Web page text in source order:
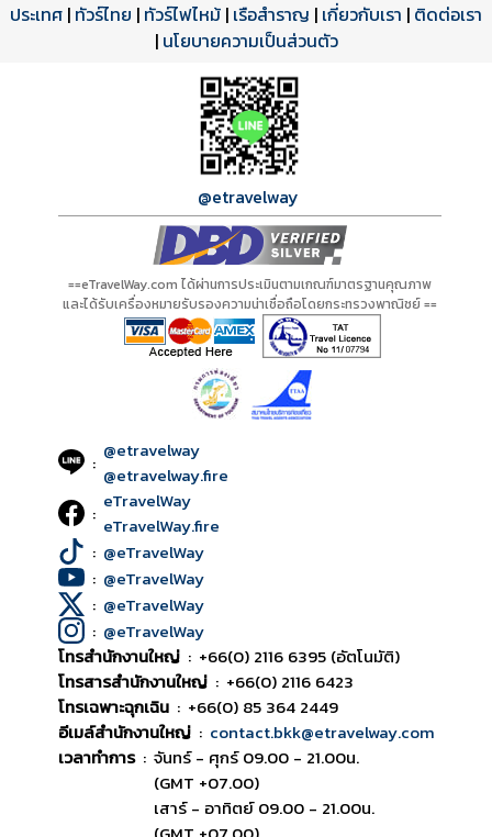
โปรแกรมทัวร์
ดาวน์โหลด PDF
รีวิวลูกค้าจริง
รีวิวจาก eTravelWay
เปิดหน้าเต็ม
ใบอนุญาตนำเที่ยว
เลขที่ 11/11450
เปิดหน้าเต็ม
ประเทศ | ทัวร์ไทย | ทัวร์ไฟไหม้ | เรือสำราญ | เกี่ยวกับเรา | ติดต่อเรา
| นโยบายความเป็นส่วนตัว
@etravelway
==eTravelWay.com ได้ผ่านการประเมินตามเกณฑ์มาตรฐานคุณภาพ
และได้รับเครื่องหมายรับรองความน่าเชื่อถือโดยกระทรวงพาณิชย์ ==
: @etravelway
@etravelway.fire
: eTravelWay
eTravelWay.fire
: @eTravelWay
: @eTravelWay
: @eTravelWay
: @eTravelWay
โทรสำนักงานใหญ่ : +66(0) 2116 6395 (อัตโนมัติ)
โทรสารสำนักงานใหญ่ : +66(0) 2116 6423
โทรเฉพาะฉุกเฉิน : +66(0) 85 364 2449
อีเมล์สำนักงานใหญ่ : contact.bkk@etravelway.com
เวลาทำการ : จันทร์ - ศุกร์ 09.00 - 21.00น.
(GMT +07.00)
เสาร์ - อาทิตย์ 09.00 - 21.00น.